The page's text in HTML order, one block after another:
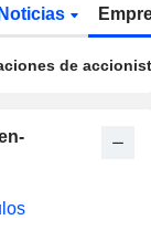
Noticias
de